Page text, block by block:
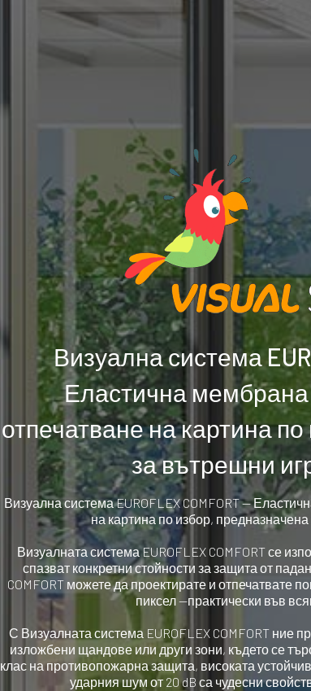
Визуална система
Еластична
отпечатване на картина
за вътрешни
Визуална система EUROFLEX COMFORT —
на картина по избор,
Визуалната система EUROFLEX COMFORT се
спазват конкретни стойности за защита от
COMFORT можете да проектирате и отпечатвате
пиксел —практически във
С Визуалната система EUROFLEX COMFORT ние
изложбени щандове или други зони, където се
клас на противопожарна защита, високата
ударния шум от 20 dB са чудесни